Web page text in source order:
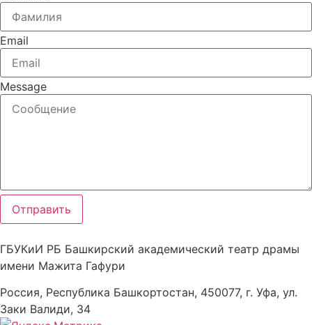
Email
Message
Отправить
ГБУКиИ РБ Башкирский академический театр драмы
имени Мажита Гафури
Россия, Республика Башкортостан, 450077, г. Уфа, ул.
Заки Валиди, 34